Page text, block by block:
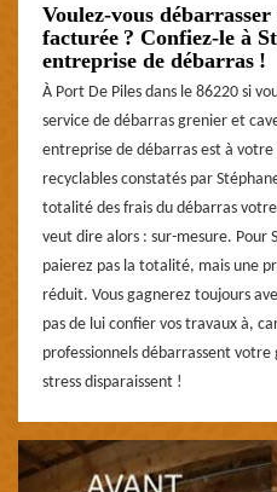
Voulez-vous
facturée ? Confiez-le à
entreprise de débarras !
À Port De Piles dans le 86220 si
service de débarras grenier et
entreprise de débarras est à votre
recyclables constatés par
totalité des frais du débarras
veut dire alors : sur-mesure. Pour
paierez pas la totalité, mais une
réduit. Vous gagnerez toujours
pas de lui confier vos travaux à,
professionnels débarrassent
stress disparaissent !